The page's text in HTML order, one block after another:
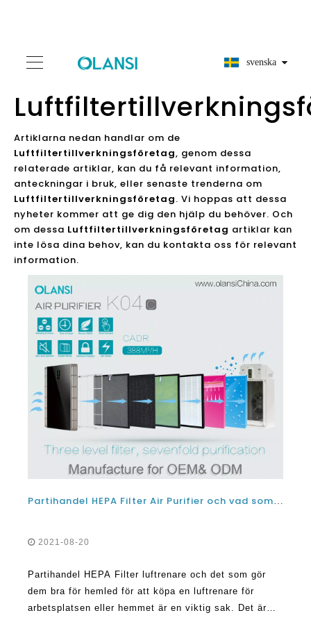
svenska
Artiklarna nedan handlar om de
Luftfiltertillverkningsföretag, genom dessa
relaterade artiklar, kan du få relevant information,
anteckningar i bruk, eller senaste trenderna om
Luftfiltertillverkningsföretag. Vi hoppas att dessa
nyheter kommer att ge dig den hjälp du behöver. Och
om dessa Luftfiltertillverkningsföretag artiklar kan
inte lösa dina behov, kan du kontakta oss för relevant
information.
Partihandel HEPA Filter Air Purifier och vad som gör dem bra för hem
2021-08-20
Partihandel HEPA Filter luftrenare och det som gör
dem bra för hemled för att köpa en luftrenare för
arbetsplatsen eller hemmet är en viktig sak. Det är